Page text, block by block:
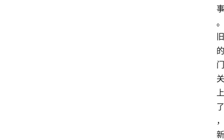
事
。
旧
的
门
关
上
了
，
新